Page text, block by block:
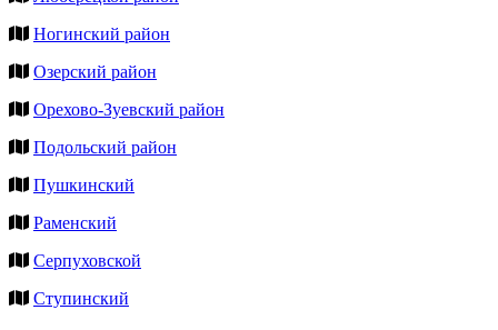
Ногинский район
Озерский район
Орехово-Зуевский район
Подольский район
Пушкинский
Раменский
Серпуховской
Ступинский